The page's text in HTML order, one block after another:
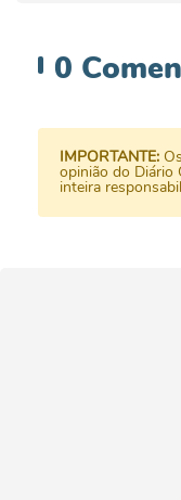
0
IMPORTANTE:
opinião do Diário
inteira